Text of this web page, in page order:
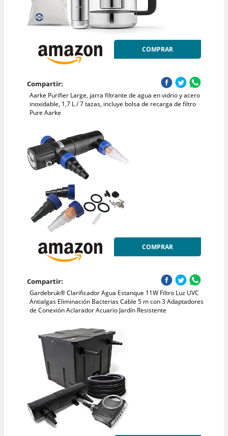
COMPRAR
Compartir:
Aarke Purifier Large, jarra filtrante de agua en vidrio y acero
inoxidable, 1,7 L / 7 tazas, incluye bolsa de recarga de filtro
Pure Aarke
COMPRAR
Compartir:
Gardebruk® Clarificador Agua Estanque 11W Filtro Luz UVC
Antialgas Eliminación Bacterias Cable 5 m con 3 Adaptadores
de Conexión Aclarador Acuario Jardín Resistente